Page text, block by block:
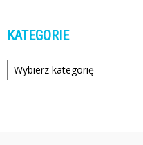
KATEGORIE
Kategorie